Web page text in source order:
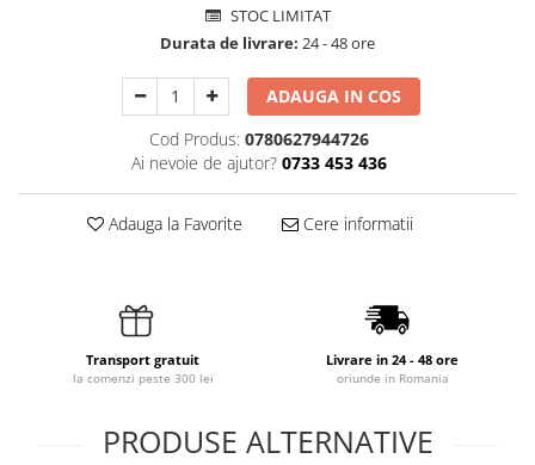
STOC LIMITAT
Durata de livrare: 24 - 48 ore
ADAUGA IN COS
Cod Produs: 0780627944726
Ai nevoie de ajutor? 0733 453 436
Adauga la Favorite Cere informatii
Transport gratuit
la comenzi peste 300 lei
Livrare in 24 - 48 ore
oriunde in Romania
PRODUSE ALTERNATIVE